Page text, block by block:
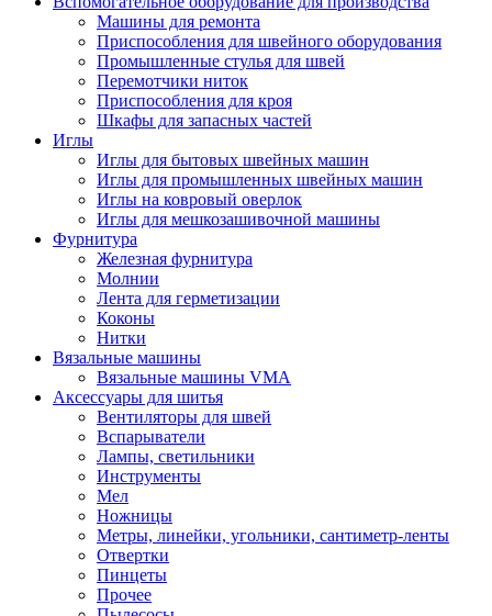
Машины для ремонта
Приспособления для швейного оборудования
Промышленные стулья для швей
Перемотчики ниток
Приспособления для кроя
Шкафы для запасных частей
Иглы
Иглы для бытовых швейных машин
Иглы для промышленных швейных машин
Иглы на ковровый оверлок
Иглы для мешкозашивочной машины
Фурнитура
Железная фурнитура
Молнии
Лента для герметизации
Коконы
Нитки
Вязальные машины
Вязальные машины VMA
Аксессуары для шитья
Вентиляторы для швей
Вспарыватели
Лампы, светильники
Инструменты
Мел
Ножницы
Метры, линейки, угольники, сантиметр-ленты
Отвертки
Пинцеты
Прочее